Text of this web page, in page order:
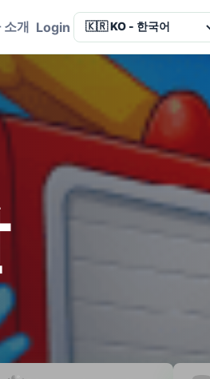
소개 Login Language